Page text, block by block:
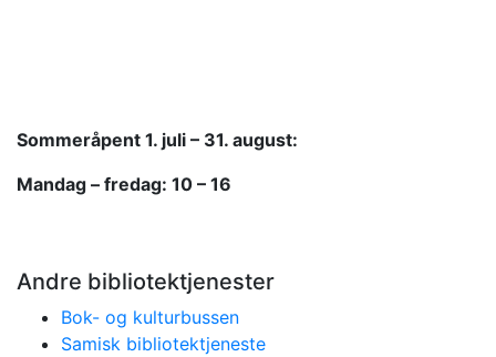
Sommeråpent 1. juli – 31. august:
Mandag – fredag: 10 – 16
Andre bibliotektjenester
Bok- og kulturbussen
Samisk bibliotektjeneste